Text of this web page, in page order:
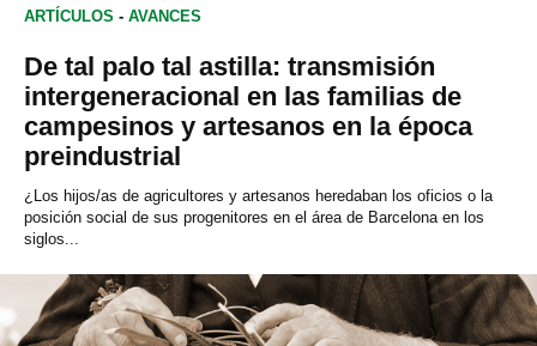
ARTÍCULOS - AVANCES
De tal palo tal astilla: transmisión
intergeneracional en las familias de
campesinos y artesanos en la época
preindustrial
¿Los hijos/as de agricultores y artesanos heredaban los oficios o la
posición social de sus progenitores en el área de Barcelona en los
siglos...